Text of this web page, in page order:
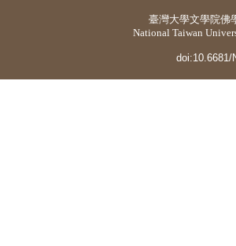
臺灣大學文學院佛
National Taiwan
doi:10.6681/